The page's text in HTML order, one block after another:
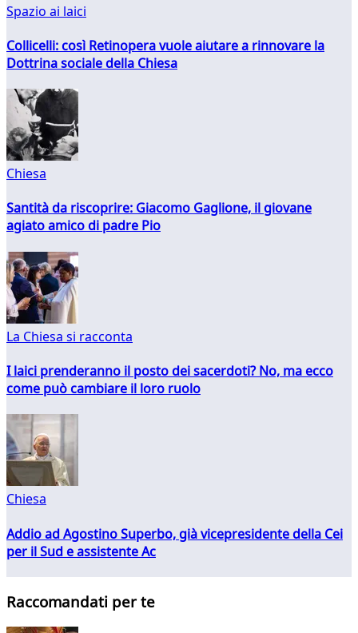
Spazio ai laici
Collicelli: così Retinopera vuole aiutare a rinnovare la
Dottrina sociale della Chiesa
Chiesa
Santità da riscoprire: Giacomo Gaglione, il giovane
agiato amico di padre Pio
La Chiesa si racconta
I laici prenderanno il posto dei sacerdoti? No, ma ecco
come può cambiare il loro ruolo
Chiesa
Addio ad Agostino Superbo, già vicepresidente della Cei
per il Sud e assistente Ac
Raccomandati per te